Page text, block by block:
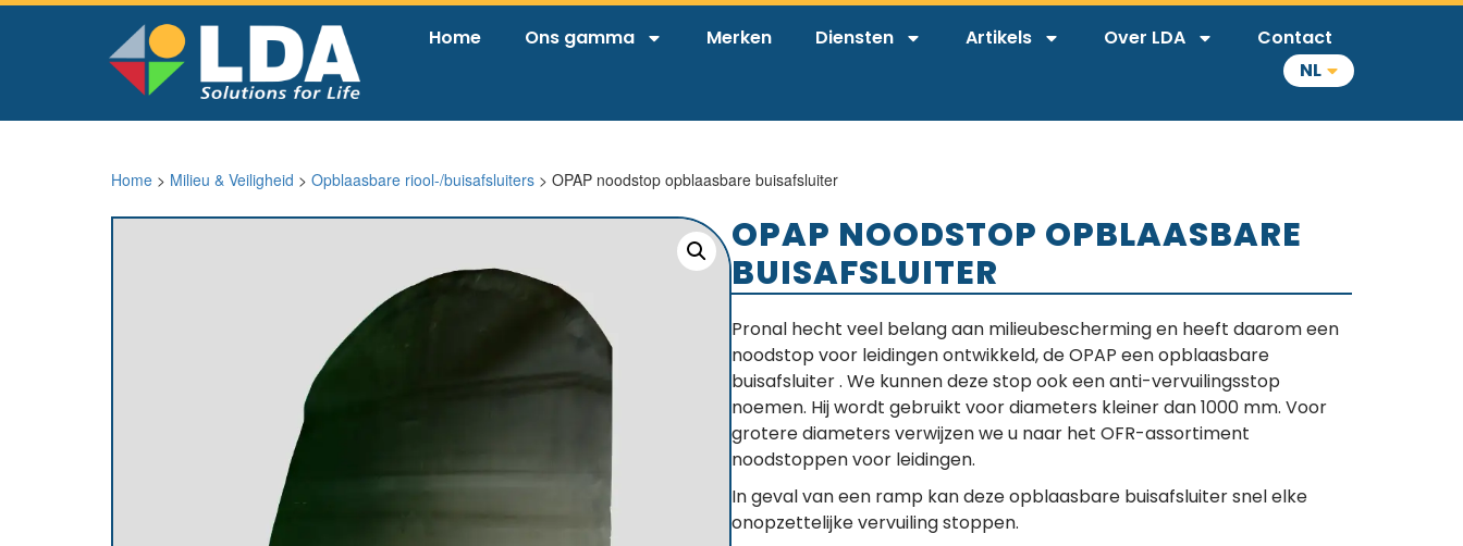
Home Ons gamma Merken Diensten Artikels Over LDA
Contact
NL
Home > Milieu & Veiligheid > Opblaasbare riool-/buisafsluiters > OPAP noodstop opblaasbare buisafsluiter
OPAP NOODSTOP OPBLAASBARE
BUISAFSLUITER
Pronal hecht veel belang aan milieubescherming en heeft daarom een
noodstop voor leidingen ontwikkeld, de OPAP een opblaasbare
buisafsluiter . We kunnen deze stop ook een anti-vervuilingsstop
noemen. Hij wordt gebruikt voor diameters kleiner dan 1000 mm. Voor
grotere diameters verwijzen we u naar het OFR-assortiment
noodstoppen voor leidingen.
In geval van een ramp kan deze opblaasbare buisafsluiter snel elke
onopzettelijke vervuiling stoppen.